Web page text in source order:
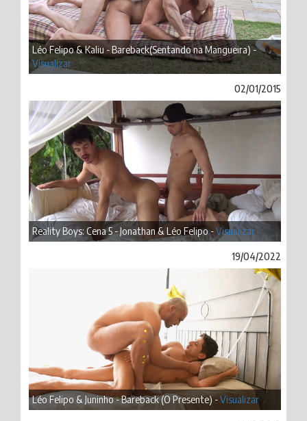
Léo Felipo & Kaliu - Bareback(Sentando na Mangueira) -
Visualizar
02/01/2015
Reality Boys: Cena 5 - Jonathan & Léo Felipo -Visualizar
19/04/2022
Léo Felipo & Juninho - Bareback (O Presente) -Visualizar